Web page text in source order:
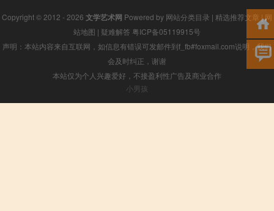
Copyright © 2012 - 2026 文学艺术网 Powered by 网站分类目录 | 精选推荐文章 |网
站地图 | 疑难解答 粤ICP备05119915号
声明：本站内容来自互联网，如信息有错误可发邮件到f_fb#foxmail.com说明，我们
会及时纠正，谢谢
本站仅为个人兴趣爱好，不接盈利性广告及商业合作
小男孩